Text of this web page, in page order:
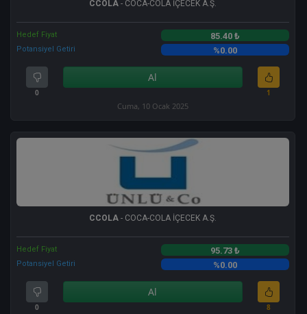
CCOLA - COCA-COLA İÇECEK A.Ş.
Hedef Fiyat 85.40 ₺
Potansiyel Getiri %0.00
0
Al
1
Cuma, 10 Ocak 2025
CCOLA - COCA-COLA İÇECEK A.Ş.
Hedef Fiyat 95.73 ₺
Potansiyel Getiri %0.00
0
Al
8